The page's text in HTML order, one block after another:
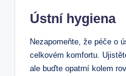
Ústní hygiena
Nezapomeňte, že péče o
celkovém komfortu.
ale buďte opatrní kolem